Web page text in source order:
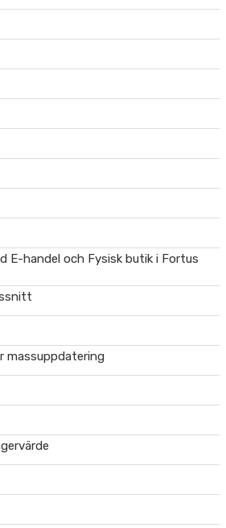
E-handel och Fysisk butik i Fortus
massuppdatering